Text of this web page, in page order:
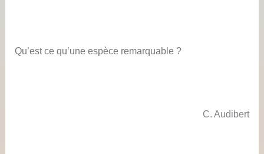
Qu’est ce qu’une espèce remarquable ?
C. Audibert